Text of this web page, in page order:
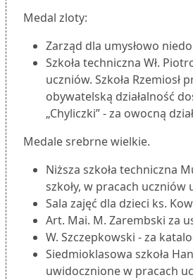
Medal zloty:
Zarząd dla umysłowo
Szkoła techniczna Wł.
uczniów. Szkoła
obywatelską działalność
„Chyliczki” - za owocną
Medale srebrne wielkie.
Niższa szkoła techniczna
szkoły, w pracach uczniów
Sala zajęć dla dzieci ks.
Art. Mai. M. Zarembski za
W. Szczepkowski - za
Siedmioklasowa szkoła
uwidocznione w pracach